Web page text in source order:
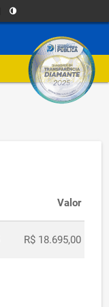
Valor
R$ 18.695,00